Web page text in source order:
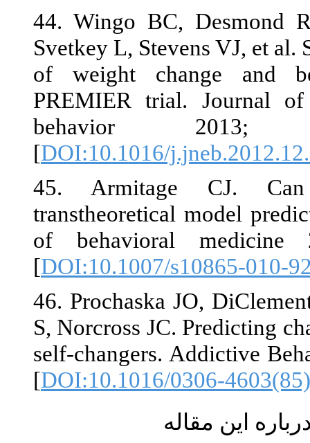
44. Wingo
Svetkey L,
of weight
PREMIER
[
45.
of
[
46.
S, Norcross
self-
[